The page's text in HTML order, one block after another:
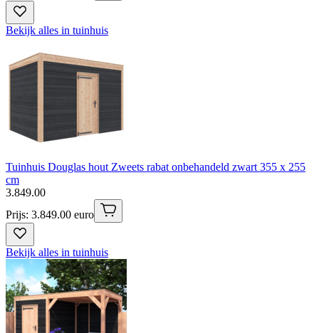
Bekijk alles in tuinhuis
Tuinhuis Douglas hout Zweets rabat onbehandeld zwart 355 x 255
cm
3.849.00
Prijs: 3.849.00 euro
Bekijk alles in tuinhuis